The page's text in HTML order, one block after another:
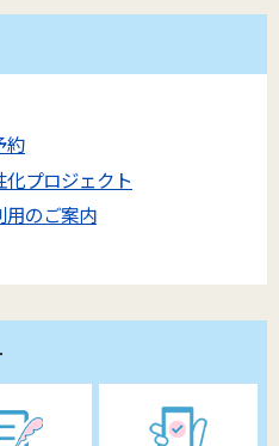
約
プロジェクト
用のご案内